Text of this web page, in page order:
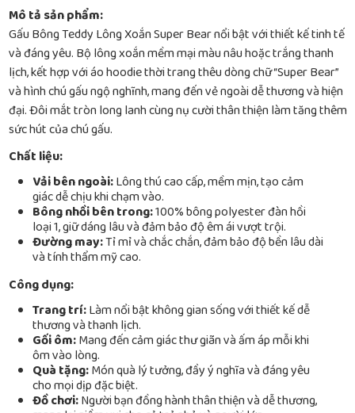
Mô tả sản phẩm:
Gấu Bông Teddy Lông Xoắn Super Bear nổi bật với thiết kế tinh tế
và đáng yêu. Bộ lông xoắn mềm mại màu nâu hoặc trắng thanh
lịch, kết hợp với áo hoodie thời trang thêu dòng chữ “Super Bear”
và hình chú gấu ngộ nghĩnh, mang đến vẻ ngoài dễ thương và hiện
đại. Đôi mắt tròn long lanh cùng nụ cười thân thiện làm tăng thêm
sức hút của chú gấu.
Chất liệu:
Vải bên ngoài:Lông thú cao cấp, mềm mịn, tạo cảm
giác dễ chịu khi chạm vào.
Bông nhồi bên trong:100% bông polyester đàn hồi
loại 1, giữ dáng lâu và đảm bảo độ êm ái vượt trội.
Đường may:Tỉ mỉ và chắc chắn, đảm bảo độ bền lâu dài
và tính thẩm mỹ cao.
Công dụng:
Trang trí:Làm nổi bật không gian sống với thiết kế dễ
thương và thanh lịch.
Gối ôm:Mang đến cảm giác thư giãn và ấm áp mỗi khi
ôm vào lòng.
Quà tặng:Món quà lý tưởng, đầy ý nghĩa và đáng yêu
cho mọi dịp đặc biệt.
Đồ chơi:Người bạn đồng hành thân thiện và dễ thương,